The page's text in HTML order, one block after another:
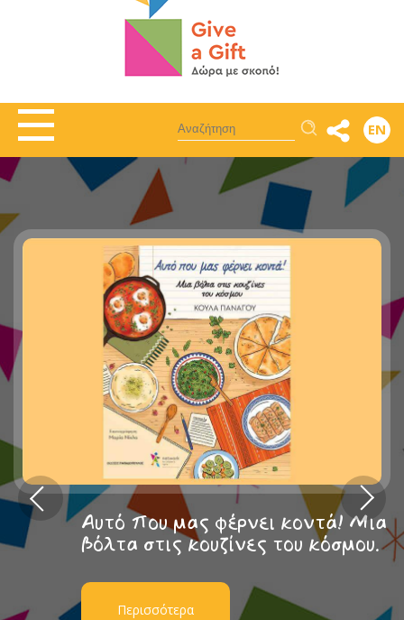
Αναζήτηση EN
Αυτό που μας φέρνει κοντά! Μια
βόλτα στις κουζίνες του κόσμου.
Περισσότερα